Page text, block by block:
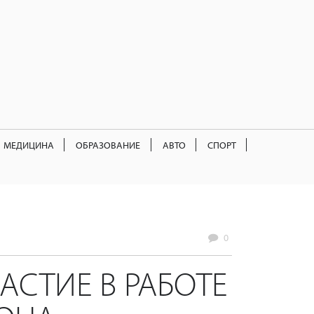
МЕДИЦИНА ОБРАЗОВАНИЕ АВТО СПОРТ
0
В РАБОТЕ